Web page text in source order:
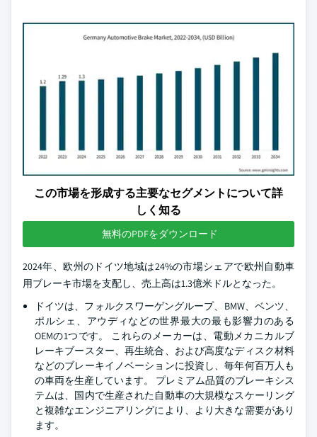
この市場を形成する主要なセグメントについて詳
しく知る
無料のPDFをダウンロード
2024年、欧州のドイツ地域は24%の市場シェアで欧州自動車
用ブレーキ市場を支配し、売上高は1.3億米ドルとなった。
ドイツは、フォルクスワーゲングループ、BMW、ベンツ、
ポルシェ、アウディなどの世界最大の最も影響力のある
OEMの1つです。 これらのメーカーは、電動メカニカルブ
レーキブースター、再生統合、および高度なディスク材料
などのブレーキイノベーションに投資し、毎年何百万人も
の車両を生産しています。 プレミアム品質のブレーキシス
テムは、国内で生産された自動車の大規模なスケーリング
と複雑なエンジニアリングにより、より大きな需要があり
ます。